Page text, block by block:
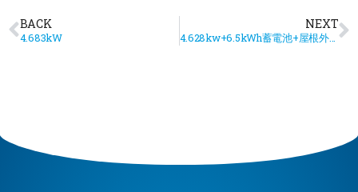
BACK
4.683kW
NEXT
4.628kw+6.5kWh蓄電池+屋根外壁塗装